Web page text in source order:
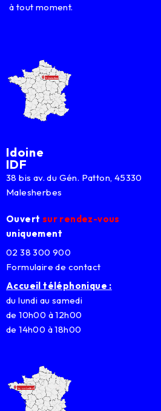
à tout moment.
Idoine
IDF
38 bis av. du Gén. Patton, 45330
Malesherbes
Ouvert sur rendez-vous
uniquement
02 38 300 900
Formulaire de contact
Accueil téléphonique :
du lundi au samedi
de 10h00 à 12h00
de 14h00 à 18h00